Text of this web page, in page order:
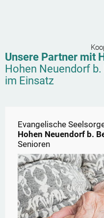
Unsere Partner mit
Hohen Neuendorf b.
im Einsatz
Evangelische
Hohen Neuendorf b.
Senioren